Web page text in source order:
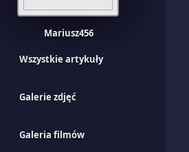
Mariusz456
Wszystkie artykuły
Galerie zdjęć
Galeria filmów